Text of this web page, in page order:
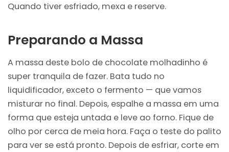
Quando tiver esfriado, mexa e reserve.
Preparando a Massa
A massa deste bolo de chocolate molhadinho é
super tranquila de fazer. Bata tudo no
liquidificador, exceto o fermento — que vamos
misturar no final. Depois, espalhe a massa em uma
forma que esteja untada e leve ao forno. Fique de
olho por cerca de meia hora. Faça o teste do palito
para ver se está pronto. Depois de esfriar, corte em